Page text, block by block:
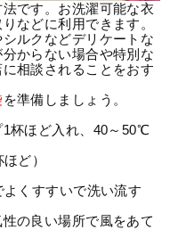
です。お洗濯可能な衣
などに利用できます。
ルクなどデリケートな
からない場合や特別な
相談されることをおす
を準備しましょう。
杯ほど入れ、40～50℃
ど）
くすすいで洗い流す
の良い場所で風をあて